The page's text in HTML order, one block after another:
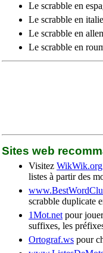
Le scrabble en
Le scrabble en
Le scrabble en
Le scrabble en
Sites web
Visitez WikWik.org
listes à partir des
scrabble duplicate
1Mot.net pour
suffixes, les
Ortograf.ws pour